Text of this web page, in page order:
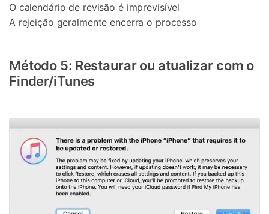
50M+ usuários, 17+ anos
Desbloqueie e repare seu celular
Abrir APP
O calendário de revisão é imprevisível
A rejeição geralmente encerra o processo
Método 5: Restaurar ou atualizar com o
Finder/iTunes